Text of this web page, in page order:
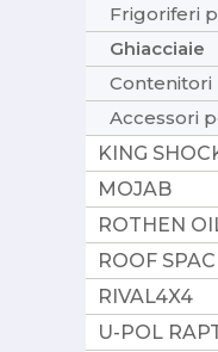
Frigoriferi
Ghiacciaie
Accessori
KING
MOJAB
ROTHEN
ROOF
RIVAL4X4
U-POL